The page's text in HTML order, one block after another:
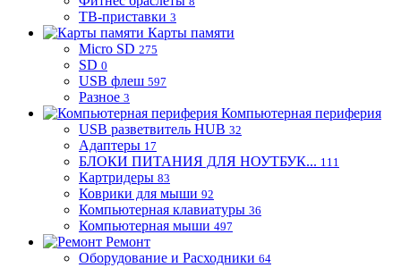
ТВ-приставки 3
Карты памяти
Micro SD 275
SD 0
USB флеш 597
Разное 3
Компьютерная периферия
USB разветвитель HUB 32
Адаптеры 17
БЛОКИ ПИТАНИЯ ДЛЯ НОУТБУК... 111
Картридеры 83
Коврики для мыши 92
Компьютерная клавиатуры 36
Компьютерная мыши 497
Ремонт
Оборудование и Расходники 64